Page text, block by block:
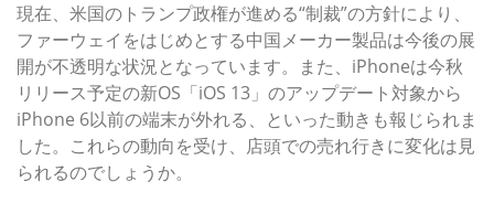
現在、米国のトランプ政権が進める“制裁”の方針により、
ファーウェイをはじめとする中国メーカー製品は今後の展
開が不透明な状況となっています。また、iPhoneは今秋
リリース予定の新OS「iOS 13」のアップデート対象から
iPhone 6以前の端末が外れる、といった動きも報じられま
した。これらの動向を受け、店頭での売れ行きに変化は見
られるのでしょうか。